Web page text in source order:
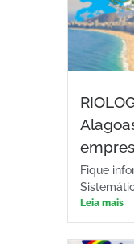
Fique
Leia mais